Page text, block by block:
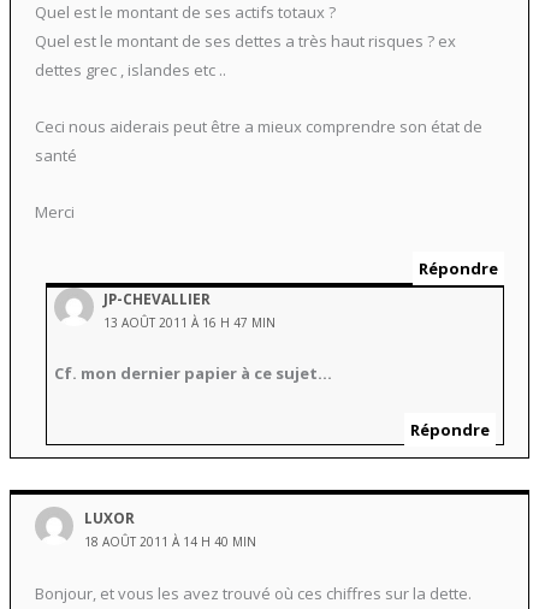
Quel est le montant de ses actifs totaux ?
Quel est le montant de ses dettes a très haut risques ? ex
dettes grec , islandes etc ..
Ceci nous aiderais peut être a mieux comprendre son état de
santé
Merci
Répondre
JP-CHEVALLIER
13 AOÛT 2011 À 16 H 47 MIN
Cf. mon dernier papier à ce sujet…
Répondre
LUXOR
18 AOÛT 2011 À 14 H 40 MIN
Bonjour, et vous les avez trouvé où ces chiffres sur la dette.